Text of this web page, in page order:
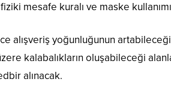
mesafe kuralı ve maske
alışveriş yoğunluğunun
kalabalıkların oluşabileceği
alınacak.